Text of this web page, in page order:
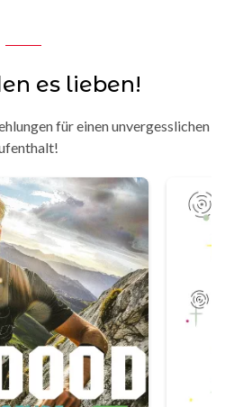
es lieben!
für einen unvergesslichen